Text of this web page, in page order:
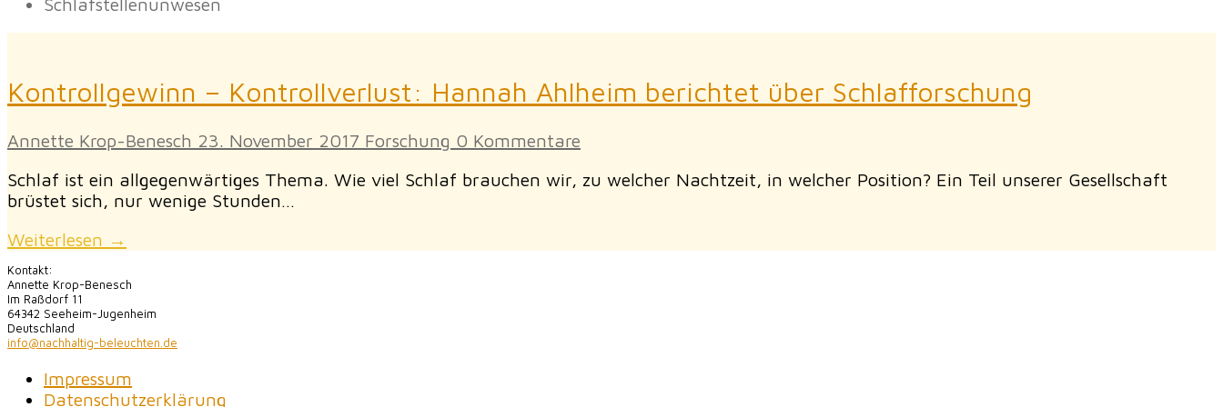
Kontrollgewinn – Kontrollverlust: Hannah Ahlheim berichtet über Schlafforschung
Annette Krop-Benesch 23. November 2017 Forschung 0 Kommentare
Schlaf ist ein allgegenwärtiges Thema. Wie viel Schlaf brauchen wir, zu welcher Nachtzeit, in welcher Position? Ein Teil unserer Gesellschaft
brüstet sich, nur wenige Stunden…
Weiterlesen →
Kontakt:
Annette Krop-Benesch
Im Raßdorf 11
64342 Seeheim-Jugenheim
Deutschland
info@nachhaltig-beleuchten.de
Impressum
Datenschutzerklärung